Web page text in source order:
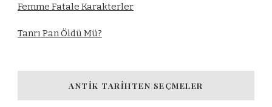
Femme Fatale Karakterler
Tanrı Pan Öldü Mü?
ANTIK TARIHTEN SEÇMELER